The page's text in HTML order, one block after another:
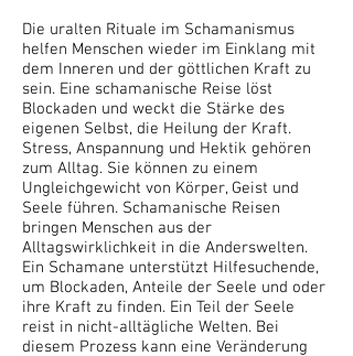
Die uralten Rituale im Schamanismus
helfen Menschen wieder im Einklang mit
dem Inneren und der göttlichen Kraft zu
sein. Eine schamanische Reise löst
Blockaden und weckt die Stärke des
eigenen Selbst, die Heilung der Kraft.
Stress, Anspannung und Hektik gehören
zum Alltag. Sie können zu einem
Ungleichgewicht von Körper, Geist und
Seele führen. Schamanische Reisen
bringen Menschen aus der
Alltagswirklichkeit in die Anderswelten.
Ein Schamane unterstützt Hilfesuchende,
um Blockaden, Anteile der Seele und oder
ihre Kraft zu finden. Ein Teil der Seele
reist in nicht-alltägliche Welten. Bei
diesem Prozess kann eine Veränderung